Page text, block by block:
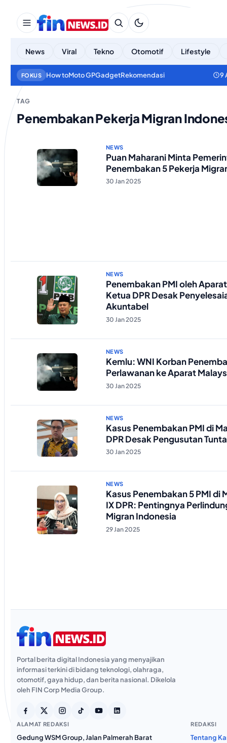
News Viral Tekno Otomotif Lifestyle
FOKUS How toMoto GPGadgetRekomendasi 9
TAG
Penembakan Pekerja Migran
NEWS
Puan Maharani Minta
Penembakan 5 Pekerja
30 Jan 2025
NEWS
Penembakan PMI oleh
Ketua DPR Desak
Akuntabel
30 Jan 2025
NEWS
Kemlu: WNI Korban
Perlawanan ke Aparat
30 Jan 2025
NEWS
Kasus Penembakan PMI di
DPR Desak Pengusutan
30 Jan 2025
NEWS
Kasus Penembakan 5 PMI di
IX DPR: Pentingnya
Migran Indonesia
29 Jan 2025
Portal berita digital Indonesia yang menyajikan
informasi terkini di bidang teknologi, olahraga,
otomotif, gaya hidup, dan berita nasional. Dikelola
oleh FIN Corp Media Group.
ALAMAT REDAKSI
Gedung WSM Group, Jalan Palmerah Barat
REDAKSI
Tentang